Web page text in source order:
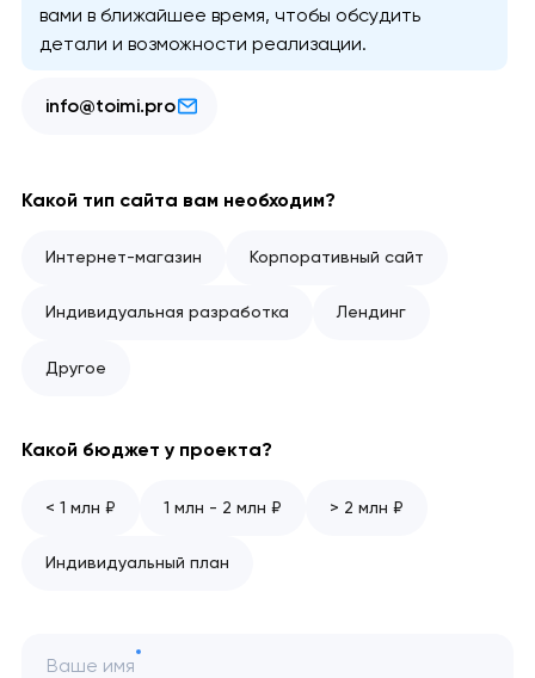
вами в ближайшее время, чтобы обсудить
детали и возможности реализации.
info@toimi.pro
Какой тип сайта вам необходим?
Интернет-магазин Корпоративный сайт
Индивидуальная разработка Лендинг
Другое
Какой бюджет у проекта?
< 1 млн ₽ 1 млн - 2 млн ₽ > 2 млн ₽
Индивидуальный план
Ваше имя